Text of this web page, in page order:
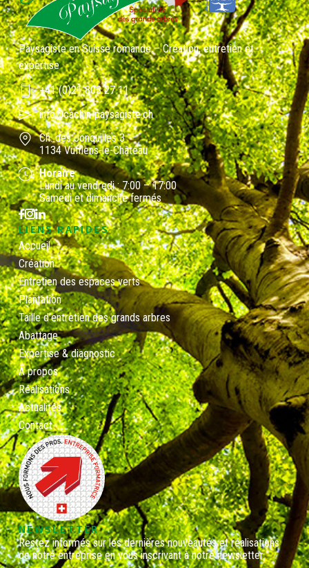
Paysagiste en Suisse romande – Création, entretien et
expertise
+41 (0)21 803 27 11
info@cachin-paysagiste.ch
Ch. des Jonquilles 3
1134 Vufflens-le-Château
Horaire
Lundi au vendredi : 7:00 – 17:00
Samedi et dimanche fermés
LIENS RAPIDES
Accueil
Création
Entretien des espaces verts
Plantation
Taille d’entretien des grands arbres
Abattage
Expertise & diagnostic
À propos
Réalisations
Actualités
Contact
NEWSLETTER
Restez informés sur les dernières nouveautés et réalisations
de notre entreprise en vous inscrivant à notre newsletter.